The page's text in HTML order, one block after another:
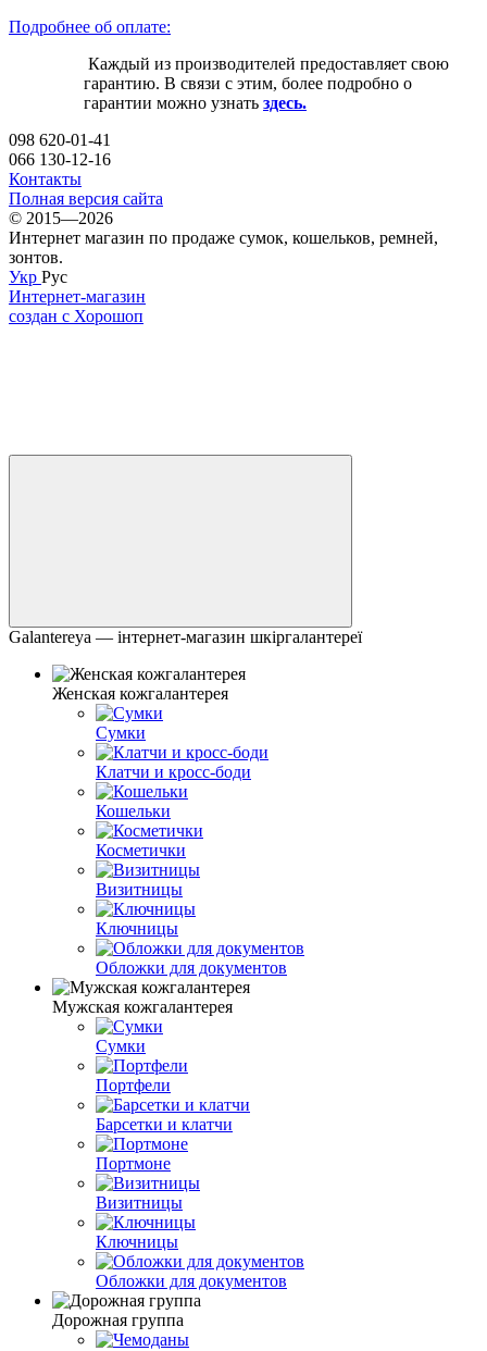
Подробнее об оплате:
Каждый из производителей предоставляет свою
гарантию. В связи с этим, более подробно о
гарантии можно узнать здесь.
098 620-01-41
066 130-12-16
Контакты
Полная версия сайта
© 2015—2026
Интернет магазин по продаже сумок, кошельков, ремней,
зонтов.
Укр Рус
Интернет-магазин
создан с Хорошоп
Galantereya — інтернет-магазин шкіргалантереї
Женская кожгалантерея
Сумки
Клатчи и кросс-боди
Кошельки
Косметички
Визитницы
Ключницы
Обложки для документов
Мужская кожгалантерея
Сумки
Портфели
Барсетки и клатчи
Портмоне
Визитницы
Ключницы
Обложки для документов
Дорожная группа